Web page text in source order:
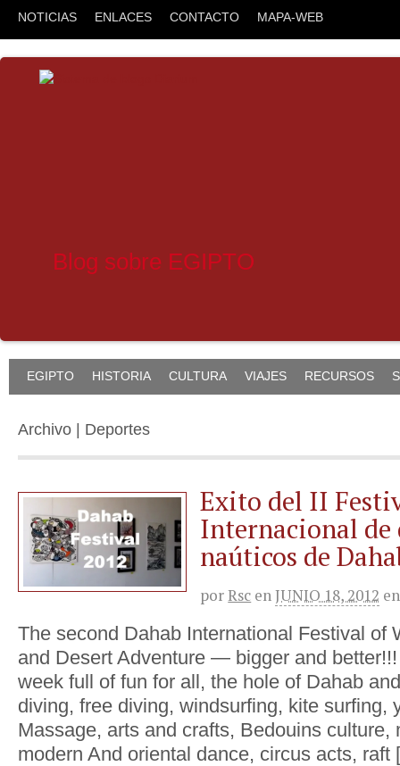
NOTICIAS ENLACES CONTACTO MAPA-WEB
Blog sobre EGIPTO
EGIPTO HISTORIA CULTURA VIAJES RECURSOS
Archivo | Deportes
Exito del II
Internacional de
naúticos de
porRsc enJUNIO 18, 2012 en
The second Dahab International Festival of
and Desert Adventure — bigger and
week full of fun for all, the hole of Dahab
diving, free diving, windsurfing, kite surfing,
Massage, arts and crafts, Bedouins culture,
modern And oriental dance, circus acts,